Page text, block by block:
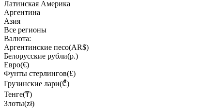
Латинская Америка
Аргентина
Азия
Все регионы
Валюта:
Аргентинские песо(AR$)
Белорусские рубли(р.)
Евро(€)
Фунты стерлингов(£)
Грузинские лари(₾)
Тенге(₸)
Злоты(zł)